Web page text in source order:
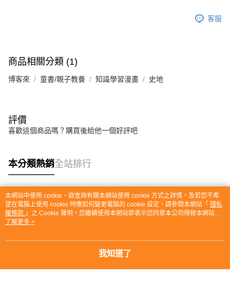
客服
商品相關分類 (1)
博客來 童書/親子教養 知識學習漫畫 史地
評價
喜歡這個商品嗎？購買後給他一個好評吧
本分類熱銷全站排行
熱門標籤
本網站中使用 cookie，欲查詢有關本網站使用 cookie 方式之詳情，及若您不希
望在電腦上使用 cookie 時應如何變更電腦的 cookie 設定，請參閱本網站「 隱私
權條款 」之 Cookie 聲明。您繼續使用本網站即表示您同意本公司得按本網站使
用條款之 Cookie 聲明使用 cookie。
了解更多 >
我知道了